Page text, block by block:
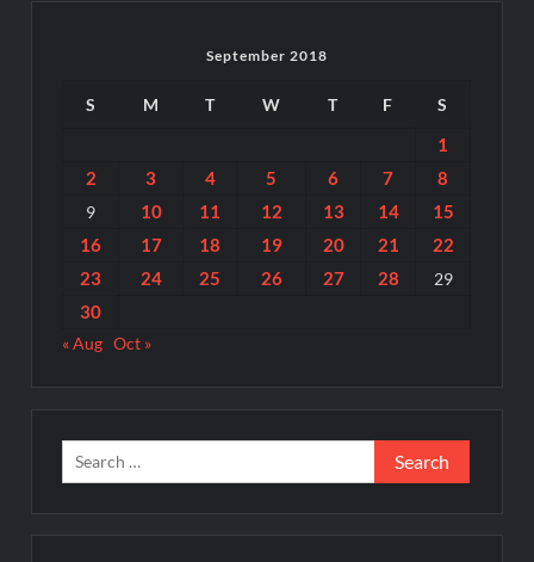
September 2018
S M T W T F S
1
2
3 4 5 6 7 8
9 10 11 12 13 14
15
16
17 18 19 20 21
22
23
24 25 26 27 28 29
30
« Aug Oct »
Search
for: